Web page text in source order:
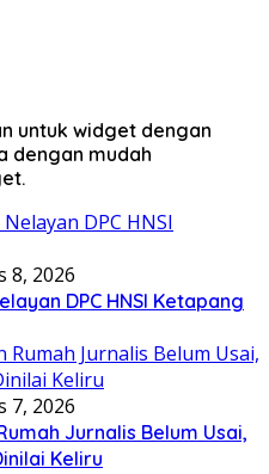
untuk widget dengan
dengan mudah
8, 2026
DPC HNSI Ketapang
7, 2026
Jurnalis Belum Usai,
Keliru